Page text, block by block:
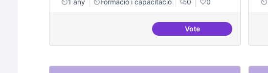
1 any
Formació i capacitació 0 0
VoteEstablir les àrees o